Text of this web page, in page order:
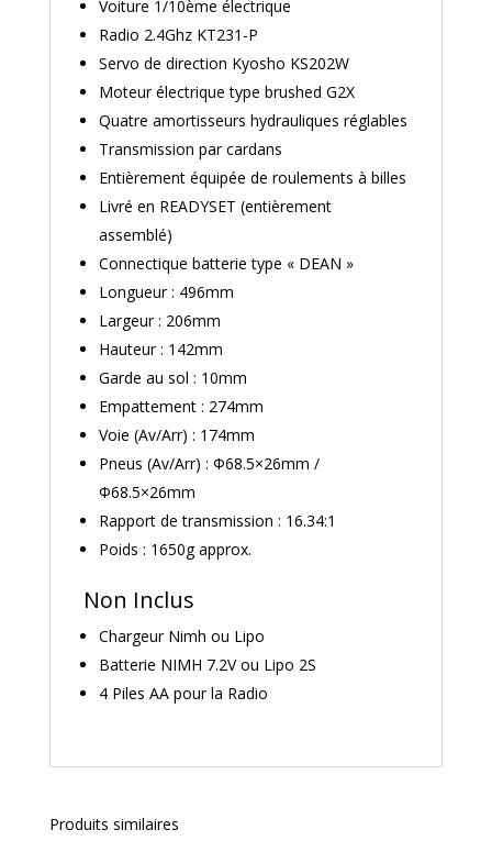
Voiture 1/10ème électrique
Radio 2.4Ghz KT231-P
Servo de direction Kyosho KS202W
Moteur électrique type brushed G2X
Quatre amortisseurs hydrauliques réglables
Transmission par cardans
Entièrement équipée de roulements à billes
Livré en READYSET (entièrement
assemblé)
Connectique batterie type « DEAN »
Longueur: 496mm
Largeur : 206mm
Hauteur : 142mm
Garde au sol : 10mm
Empattement : 274mm
Voie (Av/Arr) : 174mm
Pneus (Av/Arr) : Φ68.5×26mm /
Φ68.5×26mm
Rapport de transmission : 16.34:1
Poids : 1650g approx.
Non Inclus
Chargeur Nimh ou Lipo
Batterie NIMH 7.2V ou Lipo 2S
4 Piles AA pour la Radio
Produits similaires